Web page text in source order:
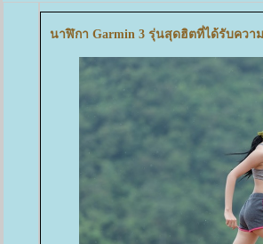
นาฬิกา Garmin 3 รุ่นสุดฮิตที่ได้รับคว